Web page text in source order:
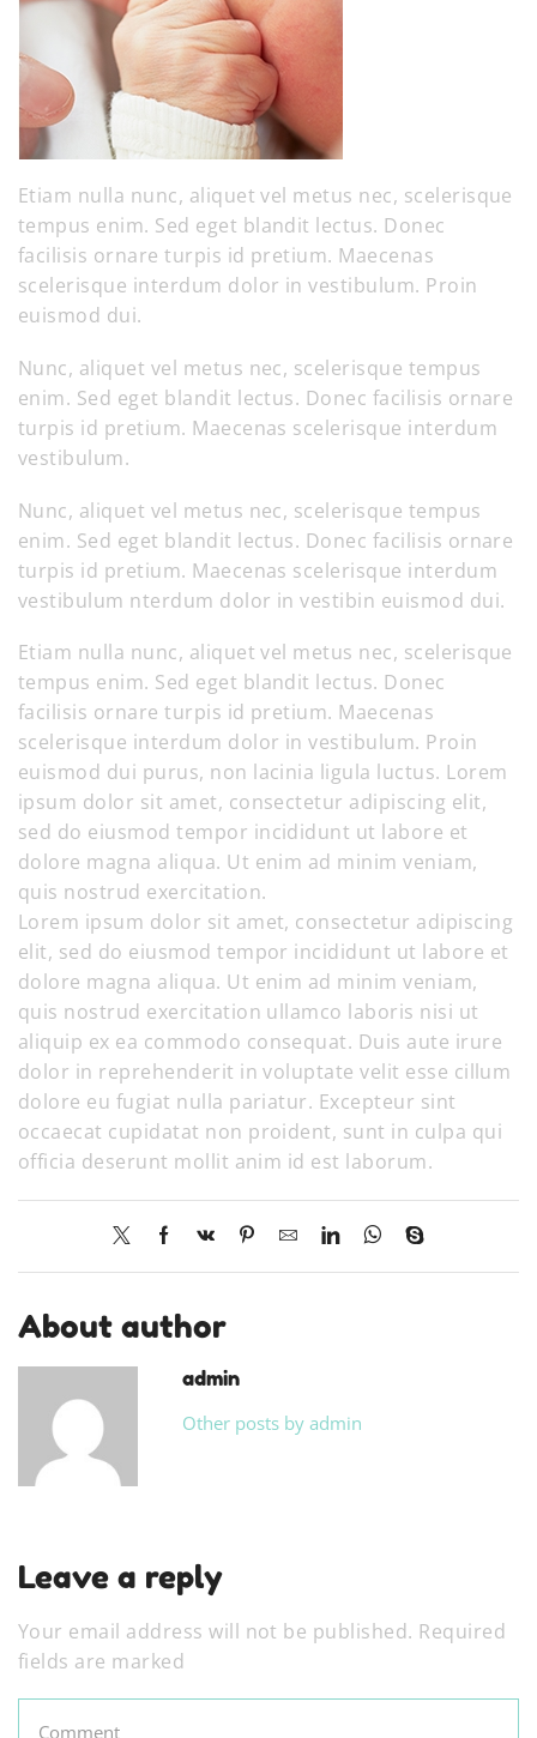
Etiam nulla nunc, aliquet vel metus nec, scelerisque
tempus enim. Sed eget blandit lectus. Donec
facilisis ornare turpis id pretium. Maecenas
scelerisque interdum dolor in vestibulum. Proin
euismod dui.
Nunc, aliquet vel metus nec, scelerisque tempus
enim. Sed eget blandit lectus. Donec facilisis ornare
turpis id pretium. Maecenas scelerisque interdum
vestibulum.
Nunc, aliquet vel metus nec, scelerisque tempus
enim. Sed eget blandit lectus. Donec facilisis ornare
turpis id pretium. Maecenas scelerisque interdum
vestibulum nterdum dolor in vestibin euismod dui.
Etiam nulla nunc, aliquet vel metus nec, scelerisque
tempus enim. Sed eget blandit lectus. Donec
facilisis ornare turpis id pretium. Maecenas
scelerisque interdum dolor in vestibulum. Proin
euismod dui purus, non lacinia ligula luctus. Lorem
ipsum dolor sit amet, consectetur adipiscing elit,
sed do eiusmod tempor incididunt ut labore et
dolore magna aliqua. Ut enim ad minim veniam,
quis nostrud exercitation.
Lorem ipsum dolor sit amet, consectetur adipiscing
elit, sed do eiusmod tempor incididunt ut labore et
dolore magna aliqua. Ut enim ad minim veniam,
quis nostrud exercitation ullamco laboris nisi ut
aliquip ex ea commodo consequat. Duis aute irure
dolor in reprehenderit in voluptate velit esse cillum
dolore eu fugiat nulla pariatur. Excepteur sint
occaecat cupidatat non proident, sunt in culpa qui
officia deserunt mollit anim id est laborum.
About author
admin
Other posts by admin
Leave a reply
Your email address will not be published. Required
fields are marked